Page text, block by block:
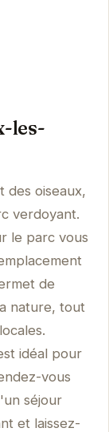
les-
des oiseaux,
verdoyant.
le parc vous
de
nature, tout
idéal pour
vous
séjour
et laissez-